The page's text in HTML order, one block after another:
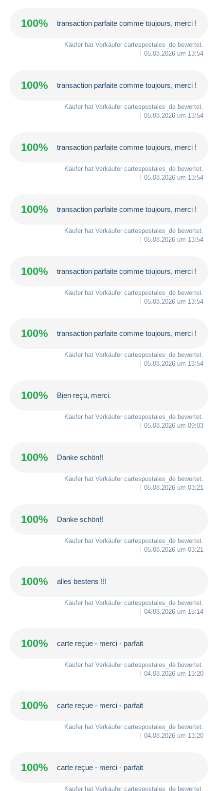
100% transaction parfaite comme toujours, merci !
Käufer hat Verkäufer cartespostales_de bewertet.
05.08.2026 um 13:54
100% transaction parfaite comme toujours, merci !
Käufer hat Verkäufer cartespostales_de bewertet.
05.08.2026 um 13:54
100% transaction parfaite comme toujours, merci !
Käufer hat Verkäufer cartespostales_de bewertet.
05.08.2026 um 13:54
100% transaction parfaite comme toujours, merci !
Käufer hat Verkäufer cartespostales_de bewertet.
05.08.2026 um 13:54
100% transaction parfaite comme toujours, merci !
Käufer hat Verkäufer cartespostales_de bewertet.
05.08.2026 um 13:54
100% transaction parfaite comme toujours, merci !
Käufer hat Verkäufer cartespostales_de bewertet.
05.08.2026 um 13:54
100% Bien reçu, merci.
Käufer hat Verkäufer cartespostales_de bewertet.
05.08.2026 um 09:03
100% Danke schön!!
Käufer hat Verkäufer cartespostales_de bewertet.
05.08.2026 um 03:21
100% Danke schön!!
Käufer hat Verkäufer cartespostales_de bewertet.
05.08.2026 um 03:21
100% alles bestens !!!
Käufer hat Verkäufer cartespostales_de bewertet.
04.08.2026 um 15:14
100% carte reçue - merci - parfait
Käufer hat Verkäufer cartespostales_de bewertet.
04.08.2026 um 13:20
100% carte reçue - merci - parfait
Käufer hat Verkäufer cartespostales_de bewertet.
04.08.2026 um 13:20
100% carte reçue - merci - parfait
Käufer hat Verkäufer cartespostales_de bewertet.